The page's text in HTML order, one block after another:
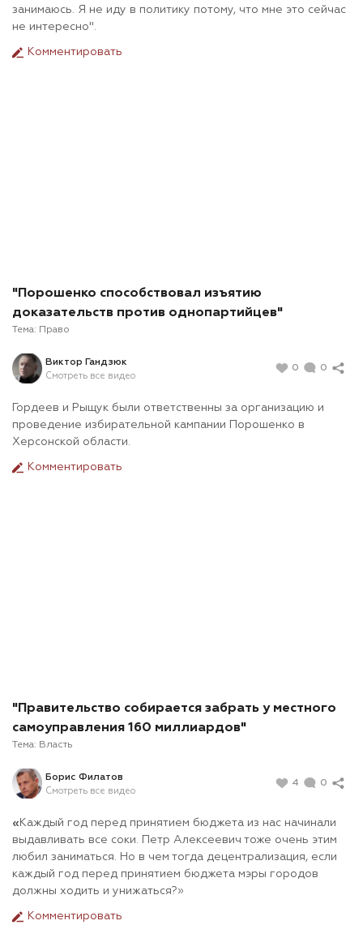
занимаюсь. Я не иду в политику потому, что мне это сейчас
не интересно".
Комментировать
"Порошенко способствовал изъятию
доказательств против однопартийцев"
Тема: Право
Виктор Гандзюк
Смотреть все видео
0 0
Гордеев и Рыщук были ответственны за организацию и
проведение избирательной кампании Порошенко в
Херсонской области.
Комментировать
"Правительство собирается забрать у местного
самоуправления 160 миллиардов"
Тема: Власть
Борис Филатов
Смотреть все видео
4 0
« Каждый год перед принятием бюджета из нас начинали
выдавливать все соки. Петр Алексеевич тоже очень этим
любил заниматься. Но в чем тогда децентрализация, если
каждый год перед принятием бюджета мэры городов
должны ходить и унижаться?»
Комментировать